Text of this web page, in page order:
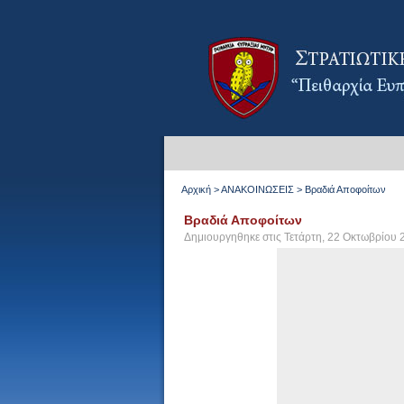
Αρχική >ΑΝΑΚΟΙΝΩΣΕΙΣ > Βραδιά Αποφοίτων
Βραδιά Αποφοίτων
Δημιουργηθηκε στις Τετάρτη, 22 Οκτωβρίου